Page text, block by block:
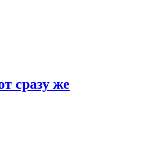
сразу же